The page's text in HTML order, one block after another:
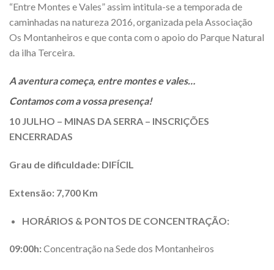
“Entre Montes e Vales” assim intitula-se a temporada de
caminhadas na natureza 2016, organizada pela Associação
Os Montanheiros e que conta com o apoio do Parque Natural
da ilha Terceira.
A aventura começa, entre montes e vales…
Contamos com a vossa presença!
10 JULHO – MINAS DA SERRA – INSCRIÇÕES
ENCERRADAS
Grau de dificuldade: DIFÍCIL
Extensão: 7,700 Km
HORÁRIOS & PONTOS DE CONCENTRAÇÃO:
09:00h:Concentração na Sede dos Montanheiros